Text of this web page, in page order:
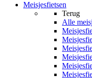
Meisjesfietsen
Terug
Alle